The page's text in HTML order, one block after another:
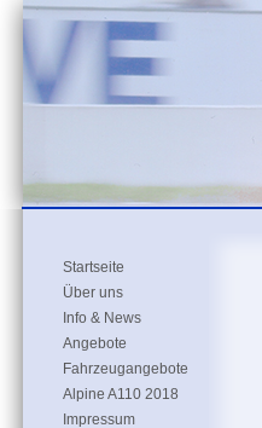
Startseite
Über uns
Info & News
Angebote
Fahrzeugangebote
Alpine A110 2018
Impressum